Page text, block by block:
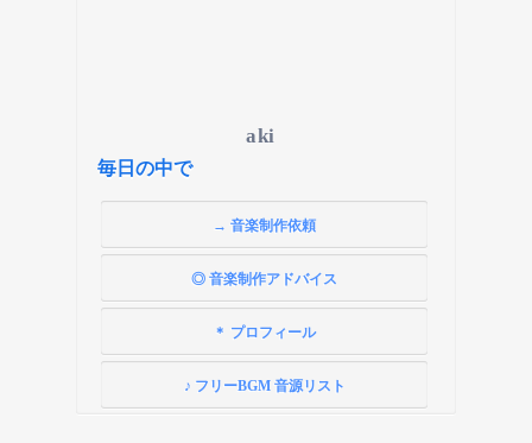
aki
毎日の中で
→ 音楽制作依頼
◎ 音楽制作アドバイス
＊ プロフィール
♪ フリーBGM 音源リスト